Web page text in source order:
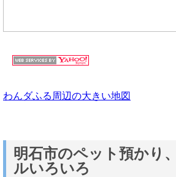
わんダふる周辺の大きい地図
明石市のペット預かり
ルいろいろ